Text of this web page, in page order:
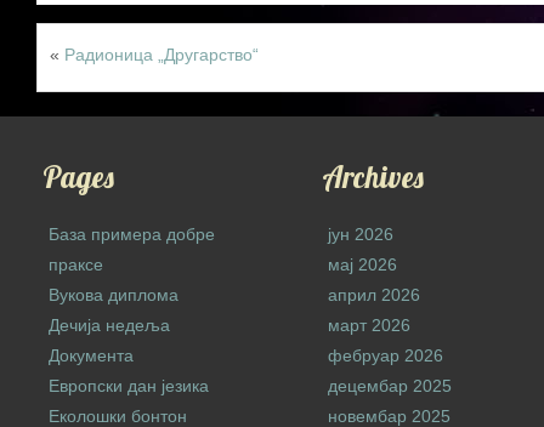
« Радионица „Другарство“
Pages
База примера добре
праксе
Вукова диплома
Дечија недеља
Документа
Европски дан језика
Еколошки бонтон
Archives
јун 2026
мај 2026
април 2026
март 2026
фебруар 2026
децембар 2025
новембар 2025